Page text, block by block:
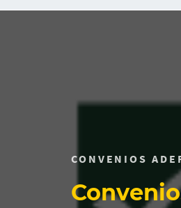
CONVENIOS